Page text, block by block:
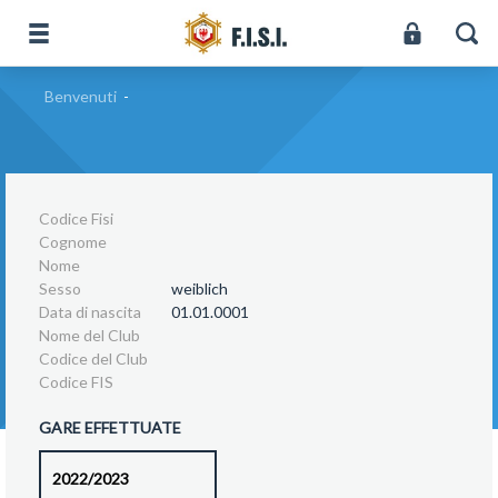
Benvenuti -
Codice Fisi
Cognome
Nome
Sesso
weiblich
Data di nascita
01.01.0001
Nome del Club
Codice del Club
Codice FIS
GARE EFFETTUATE